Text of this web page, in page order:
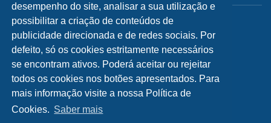
desempenho do site, analisar a sua utilização e
possibilitar a criação de conteúdos de
publicidade direcionada e de redes sociais. Por
defeito, só os cookies estritamente necessários
se encontram ativos. Poderá aceitar ou rejeitar
todos os cookies nos botões apresentados. Para
mais informação visite a nossa Política de
Cookies. Saber mais
Atividades
Restaurantes
A Visitar
INFORMAÇÕES